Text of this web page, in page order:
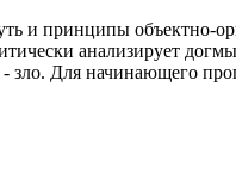
и принципы
анализирует
зло. Для начинающего